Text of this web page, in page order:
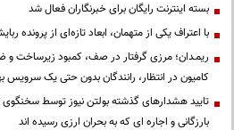
بسته اینترنت رایگان برای خبرنگاران فعال شد
با اعتراف یکی از متهمان، ابعاد تازه‌ای از
کامیون در انتظار، رانندگان بدون حتی یک سرویس
تایید هشدارهای گذشته بولتن نیوز توسط
بارزگانی و اجاره ای که به بحران ارزی رسیده اند